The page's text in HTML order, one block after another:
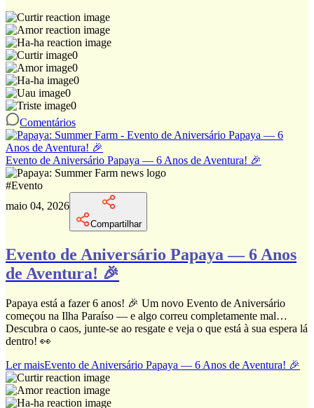
0
0
0
0
0
Comentários
Evento de Aniversário Papaya — 6 Anos de Aventura! 🎉
#Evento
maio 04, 2026
Compartilhar
Evento de Aniversário Papaya — 6 Anos
de Aventura! 🎉
Papaya está a fazer 6 anos! 🎉 Um novo Evento de Aniversário
começou na Ilha Paraíso — e algo correu completamente mal…
Descubra o caos, junte-se ao resgate e veja o que está à sua espera lá
dentro! 👀
Ler maisEvento de Aniversário Papaya — 6 Anos de Aventura! 🎉